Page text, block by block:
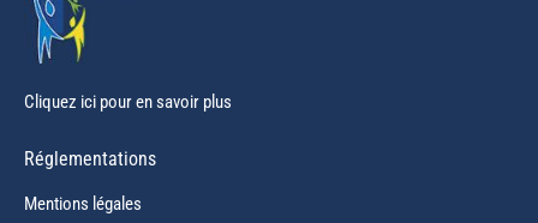
Cliquez ici pour en savoir plus
Réglementations
Mentions légales